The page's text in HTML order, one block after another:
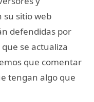
su sitio web
defendidas por
se actualiza
que comentar
tengan algo que